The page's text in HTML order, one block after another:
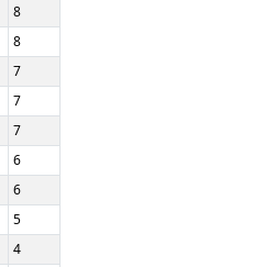
8
8
7
7
7
6
6
5
4